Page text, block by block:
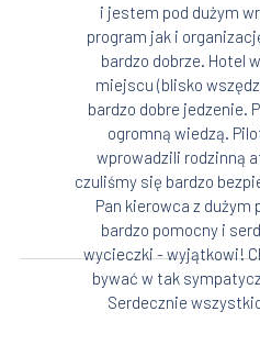
i jestem pod dużym
program jak i
bardzo dobrze. Hotel
miejscu (blisko
bardzo dobre jedzenie.
ogromną wiedzą.
wprowadzili rodzinną
czuliśmy się bardzo
Pan kierowca z dużym
bardzo pomocny i
wycieczki - wyjątkowi!
bywać w tak
Serdecznie